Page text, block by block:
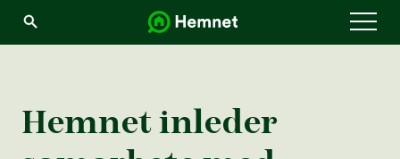
Hemnet inleder